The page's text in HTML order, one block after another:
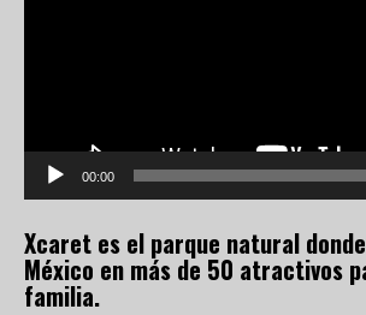
00:00
Xcaret es el parque natural
México en más de 50 atractivos
familia.